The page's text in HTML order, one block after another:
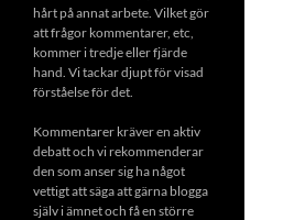
hårt på annat arbete. Vilket gör
att frågor kommentarer, etc,
kommer i tredje eller fjärde
hand. Vi tackar djupt för visad
förståelse för det.
Kommentarer kräver en aktiv
debatt och vi rekommenderar
den som anser sig ha något
vettigt att säga att gärna blogga
själv i ämnet och få en större